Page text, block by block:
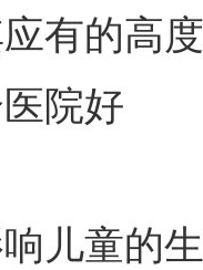
有的高
院好
童的生